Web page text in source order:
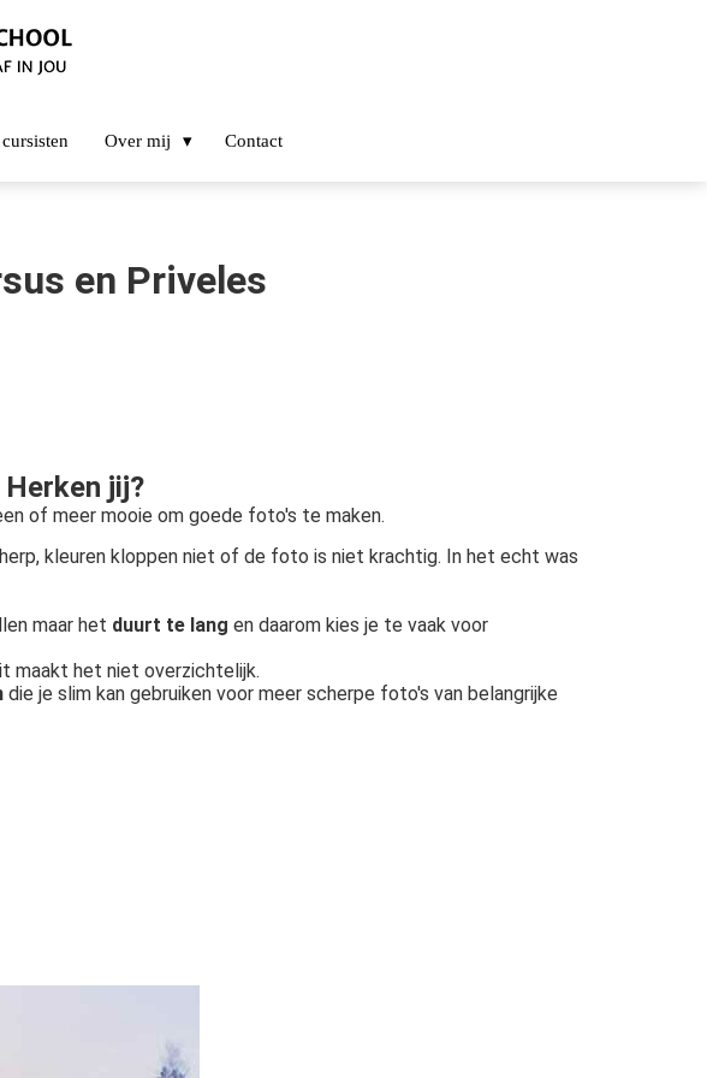
Over mij Contact
en Priveles
Herken jij?
of meer mooie om goede foto's te maken.
kleuren kloppen niet of de foto is niet krachtig. In het echt was
maar het duurt te lang en daarom kies je te vaak voor
maakt het niet overzichtelijk.
die je slim kan gebruiken voor meer scherpe foto's van belangrijke